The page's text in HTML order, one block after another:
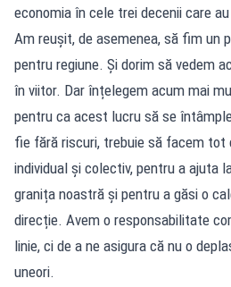
economia în cele trei decenii care
Am reușit, de asemenea, să fim un
pentru regiune. Și dorim să vedem
în viitor. Dar înțelegem acum mai
pentru ca acest lucru să se
fie fără riscuri, trebuie să facem tot
individual și colectiv, pentru a ajuta
granița noastră și pentru a găsi o
direcție. Avem o responsabilitate
linie, ci de a ne asigura că nu o
uneori.